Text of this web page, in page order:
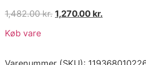
1,482.00kr. 1,270.00 kr.
Køb vare